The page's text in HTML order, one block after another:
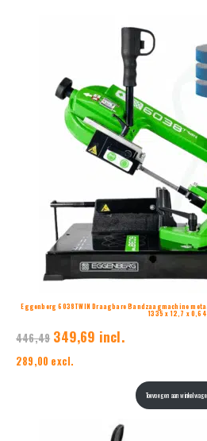
Eggenberg 6038TWIN Draagbare Bandzaagmachine
1335 x 12,7 x 0,64
446,49 349,69 incl.
289,00 excl.
Toevoegen aan